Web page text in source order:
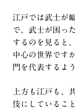
江戸では武士が
で、武士が困っ
するのを見ると
中心の世界です
門を代表するよ
上方も江戸も、
伎にしているこ